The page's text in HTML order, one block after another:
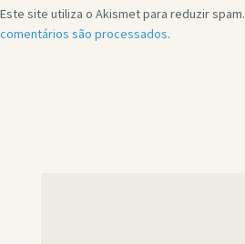
Este site utiliza o Akismet para reduzir spam.
comentários são processados.